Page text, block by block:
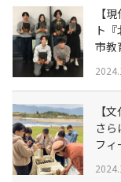
【
ト
市教
【
さ
フ